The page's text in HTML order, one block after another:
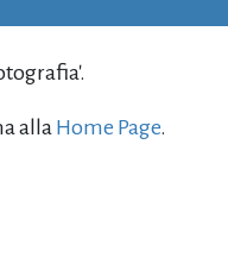
alla Home Page.